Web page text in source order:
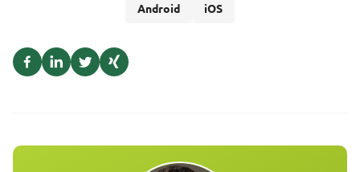
Android iOS